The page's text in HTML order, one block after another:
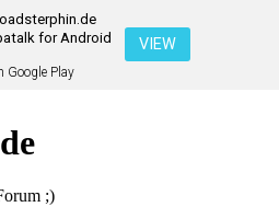
for Android
Google Play
VIEW
;)